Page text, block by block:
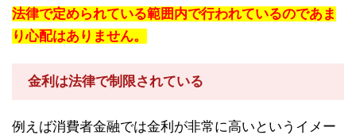
法律で定められている範囲内で行われているのであま
り心配はありません。
金利は法律で制限されている
例えば消費者金融では金利が非常に高いというイメー